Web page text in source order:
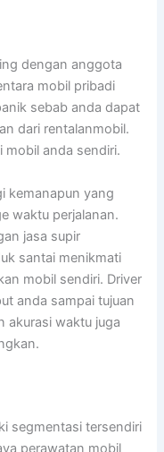
dengan anggota
mobil pribadi
sebab anda dapat
dari rentalanmobil.
mobil anda sendiri.
kemanapun yang
waktu perjalanan.
jasa supir
santai menikmati
mobil sendiri. Driver
anda sampai tujuan
akurasi waktu juga
segmentasi tersendiri
perawatan mobil